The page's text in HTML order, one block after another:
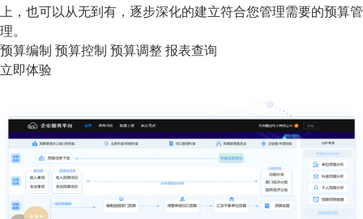
上，也可以从无到有，逐步深化的建立符合您管理需要的预算管
理。
预算编制 预算控制 预算调整 报表查询
立即体验